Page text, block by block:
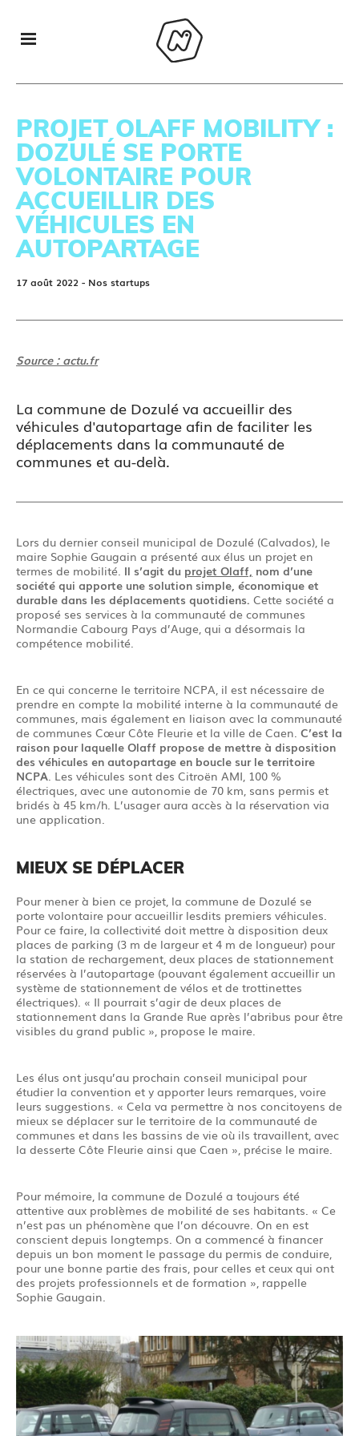
PROJET OLAFF MOBILITY :
DOZULÉ SE PORTE
VOLONTAIRE POUR
ACCUEILLIR DES
VÉHICULES EN
AUTOPARTAGE
17 août 2022 - Nos startups
Source : actu.fr
La commune de Dozulé va accueillir des
véhicules d'autopartage afin de faciliter les
déplacements dans la communauté de
communes et au-delà.
Lors du dernier conseil municipal de Dozulé (Calvados), le
maire Sophie Gaugain a présenté aux élus un projet en
termes de mobilité. Il s’agit du projet Olaff, nom d’une
société qui apporte une solution simple, économique et
durable dans les déplacements quotidiens. Cette société a
proposé ses services à la communauté de communes
Normandie Cabourg Pays d’Auge, qui a désormais la
compétence mobilité.
En ce qui concerne le territoire NCPA, il est nécessaire de
prendre en compte la mobilité interne à la communauté de
communes, mais également en liaison avec la communauté
de communes Cœur Côte Fleurie et la ville de Caen. C’est la
raison pour laquelle Olaff propose de mettre à disposition
des véhicules en autopartage en boucle sur le territoire
NCPA. Les véhicules sont des Citroën AMI, 100 %
électriques, avec une autonomie de 70 km, sans permis et
bridés à 45 km/h. L’usager aura accès à la réservation via
une application.
MIEUX SE DÉPLACER
Pour mener à bien ce projet, la commune de Dozulé se
porte volontaire pour accueillir lesdits premiers véhicules.
Pour ce faire, la collectivité doit mettre à disposition deux
places de parking (3 m de largeur et 4 m de longueur) pour
la station de rechargement, deux places de stationnement
réservées à l’autopartage (pouvant également accueillir un
système de stationnement de vélos et de trottinettes
électriques). « Il pourrait s’agir de deux places de
stationnement dans la Grande Rue après l’abribus pour être
visibles du grand public », propose le maire.
Les élus ont jusqu’au prochain conseil municipal pour
étudier la convention et y apporter leurs remarques, voire
leurs suggestions. « Cela va permettre à nos concitoyens de
mieux se déplacer sur le territoire de la communauté de
communes et dans les bassins de vie où ils travaillent, avec
la desserte Côte Fleurie ainsi que Caen », précise le maire.
Pour mémoire, la commune de Dozulé a toujours été
attentive aux problèmes de mobilité de ses habitants. « Ce
n’est pas un phénomène que l’on découvre. On en est
conscient depuis longtemps. On a commencé à financer
depuis un bon moment le passage du permis de conduire,
pour une bonne partie des frais, pour celles et ceux qui ont
des projets professionnels et de formation », rappelle
Sophie Gaugain.